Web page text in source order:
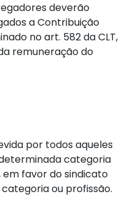
deverão
a Contribuição
no art. 582 da CLT,
remuneração do
por todos aqueles
categoria
favor do sindicato
ou profissão.